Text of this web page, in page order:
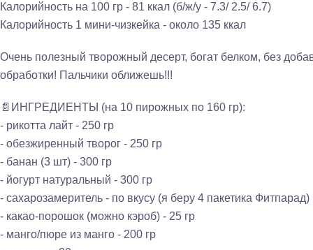
Калорийность на 100 гр - 81 ккал (б/ж/у - 7.3/ 2.5/ 6.7)
Калорийность 1 мини-чизкейка - около 135 ккал
Очень полезный творожный десерт, богат белком, без
обработки! Пальчики оближешь!!!
📄ИНГРЕДИЕНТЫ (на 10 пирожных по 160 гр):
- рикотта лайт - 250 гр
- обезжиренный творог - 250 гр
- банан (3 шт) - 300 гр
- йогурт натуральный - 300 гр
- сахарозамеритель - по вкусу (я беру 4 пакетика Фитпарад)
- какао-порошок (можно кэроб) - 25 гр
- манго/пюре из манго - 200 гр